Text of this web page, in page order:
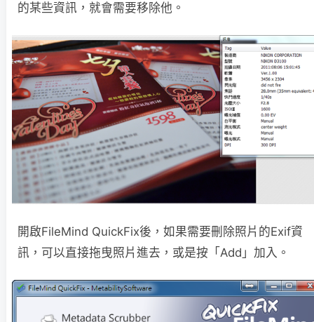
的某些資訊，就會需要移除他。
開啟FileMind QuickFix後，如果需要刪除照片的Exif資
訊，可以直接拖曳照片進去，或是按「Add」加入。